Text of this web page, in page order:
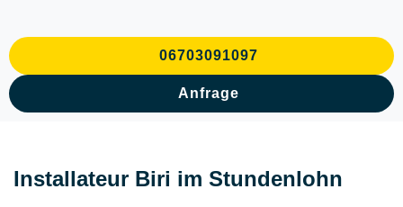
06703091097
Anfrage
Installateur Biri im Stundenlohn